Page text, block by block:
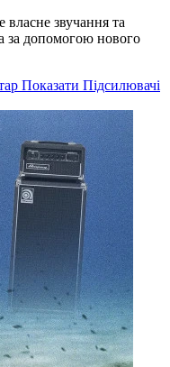
звучання та
за допомогою нового
Показати Підсилювачі